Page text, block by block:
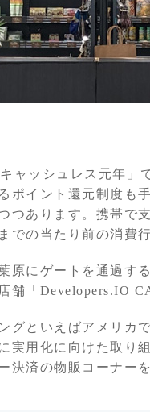
ャッシュレス元年」
ポイント還元制度も
つあります。携帯で
での当たり前の消費
原にゲートを通過す
舗「Developers.IO
グといえばアメリカ
実用化に向けた取り
決済の物販コーナー